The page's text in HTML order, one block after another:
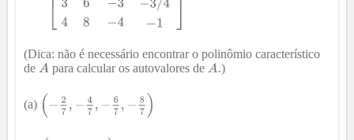
(Dica: não é necessário encontrar o polinômio característico
de
para calcular os autovalores de )
(a)